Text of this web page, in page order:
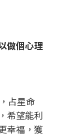
做個心理
占星命
希望能利
幸福，獲